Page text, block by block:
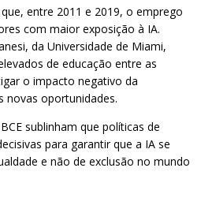
entre 2011 e 2019, o emprego
com maior exposição à IA.
da Universidade de Miami,
de educação entre as
o impacto negativo da
novas oportunidades.
sublinham que políticas de
para garantir que a IA se
e não de exclusão no mundo